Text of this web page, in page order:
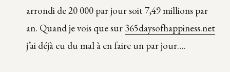
arrondi de 20 000 par jour soit 7,49 millions par
an. Quand je vois que sur 365daysofhappiness.net
j’ai déjà eu du mal à en faire un par jour….